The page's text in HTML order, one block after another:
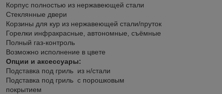
Корпус полностью из нержавеющей стали
Стеклянные двери
Корзины для кур из нержавеющей стали/пруток
Горелки инфракрасные, автономные, съёмные
Полный газ-контроль
Возможно исполнение в цвете
Опции и аксессуары:
Подставка под гриль из н/стали
Подставка под гриль с порошковым
покрытием